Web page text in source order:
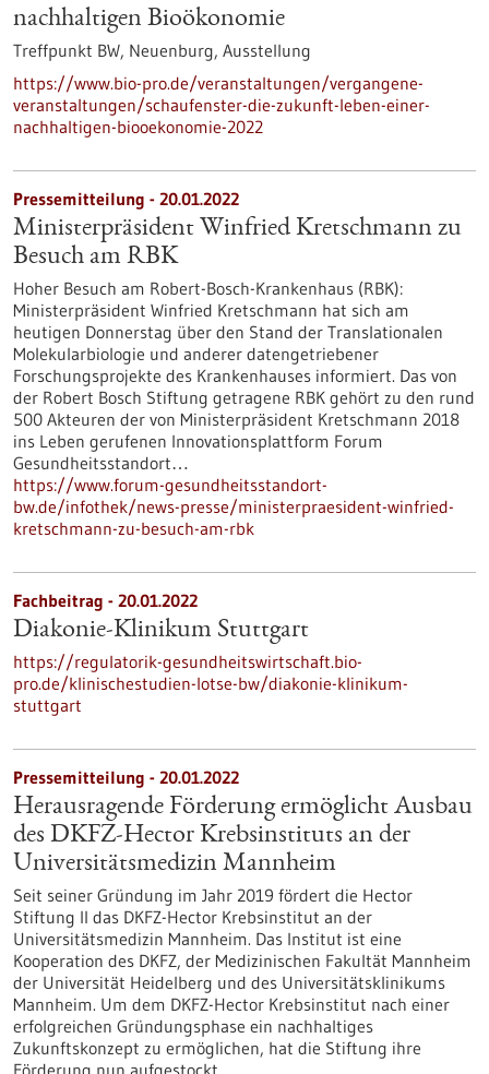
nachhaltigen Bioökonomie
Treffpunkt BW, Neuenburg, Ausstellung
https://www.bio-pro.de/veranstaltungen/vergangene-
veranstaltungen/schaufenster-die-zukunft-leben-einer-
nachhaltigen-biooekonomie-2022
Pressemitteilung - 20.01.2022
Ministerpräsident Winfried Kretschmann zu
Besuch am RBK
Hoher Besuch am Robert-Bosch-Krankenhaus (RBK):
Ministerpräsident Winfried Kretschmann hat sich am
heutigen Donnerstag über den Stand der Translationalen
Molekularbiologie und anderer datengetriebener
Forschungsprojekte des Krankenhauses informiert. Das von
der Robert Bosch Stiftung getragene RBK gehört zu den rund
500 Akteuren der von Ministerpräsident Kretschmann 2018
ins Leben gerufenen Innovationsplattform Forum
Gesundheitsstandort…
https://www.forum-gesundheitsstandort-
bw.de/infothek/news-presse/ministerpraesident-winfried-
kretschmann-zu-besuch-am-rbk
Fachbeitrag - 20.01.2022
Diakonie-Klinikum Stuttgart
https://regulatorik-gesundheitswirtschaft.bio-
pro.de/klinischestudien-lotse-bw/diakonie-klinikum-
stuttgart
Pressemitteilung - 20.01.2022
Herausragende Förderung ermöglicht Ausbau
des DKFZ-Hector Krebsinstituts an der
Universitätsmedizin Mannheim
Seit seiner Gründung im Jahr 2019 fördert die Hector
Stiftung II das DKFZ-Hector Krebsinstitut an der
Universitätsmedizin Mannheim. Das Institut ist eine
Kooperation des DKFZ, der Medizinischen Fakultät Mannheim
der Universität Heidelberg und des Universitätsklinikums
Mannheim. Um dem DKFZ-Hector Krebsinstitut nach einer
erfolgreichen Gründungsphase ein nachhaltiges
Zukunftskonzept zu ermöglichen, hat die Stiftung ihre
Förderung nun aufgestockt.